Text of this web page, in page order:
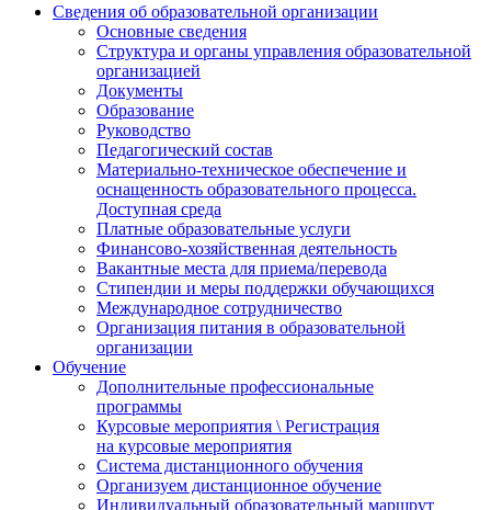
Сведения об образовательной организации
Основные сведения
Структура и органы управления образовательной
организацией
Документы
Образование
Руководство
Педагогический состав
Материально-техническое обеспечение и
оснащенность образовательного процесса.
Доступная среда
Платные образовательные услуги
Финансово-хозяйственная деятельность
Вакантные места для приема/перевода
Стипендии и меры поддержки обучающихся
Международное сотрудничество
Организация питания в образовательной
организации
Обучение
Дополнительные профессиональные
программы
Курсовые мероприятия \ Регистрация
на курсовые мероприятия
Система дистанционного обучения
Организуем дистанционное обучение
Индивидуальный образовательный маршрут